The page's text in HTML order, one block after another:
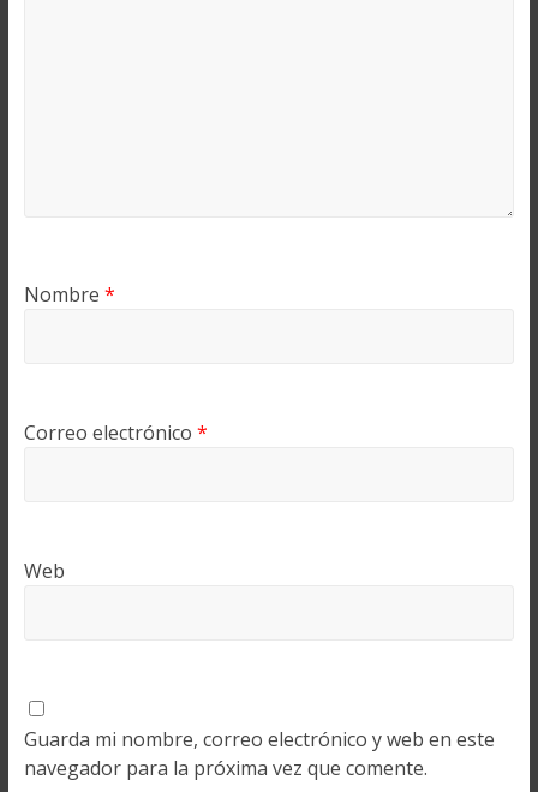
Nombre *
Correo electrónico *
Web
Guarda mi nombre, correo electrónico y web en este
navegador para la próxima vez que comente.